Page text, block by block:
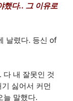
했다.. 그 이유로
날렸다. 등신 of
다 내 잘못인 것
싫어서 커먼
늘 말했다.